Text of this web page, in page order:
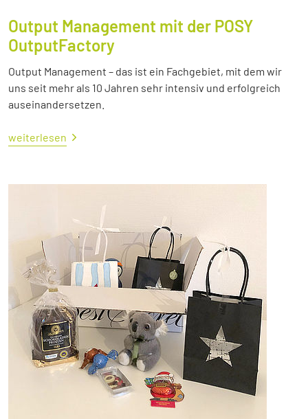
Output Management mit der POSY
OutputFactory
Output Management – das ist ein Fachgebiet, mit dem wir
uns seit mehr als 10 Jahren sehr intensiv und erfolgreich
auseinandersetzen.
weiterlesen